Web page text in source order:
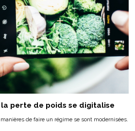
la perte de poids se digitalise
de faire un régime se sont modernisées.